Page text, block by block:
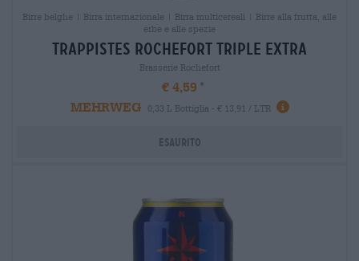
Birre belghe | Birra internazionale | Birra multicereali | Birre alla frutta, alle
erbe e alle spezie
trappistes rochefort triple extra
Brasserie Rochefort
€ 4,59
MEHRWEG
0,33 L Bottiglia - € 13,91 / LTR
Esaurito